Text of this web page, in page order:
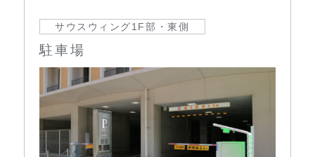
サウスウィング1F部・東側
駐車場